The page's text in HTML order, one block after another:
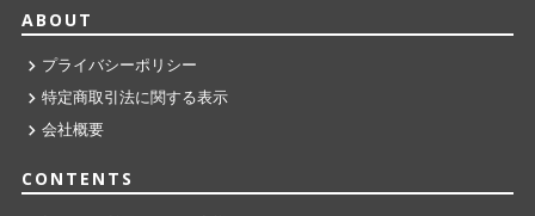
ABOUT
プライバシーポリシー
特定商取引法に関する表示
会社概要
CONTENTS